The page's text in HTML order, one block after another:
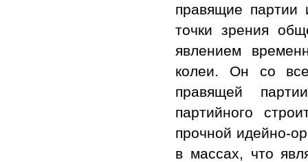
правящие партии
точки зрения
явлением
колеи. Он со
правящей
партийного
прочной идейно-
в массах, что